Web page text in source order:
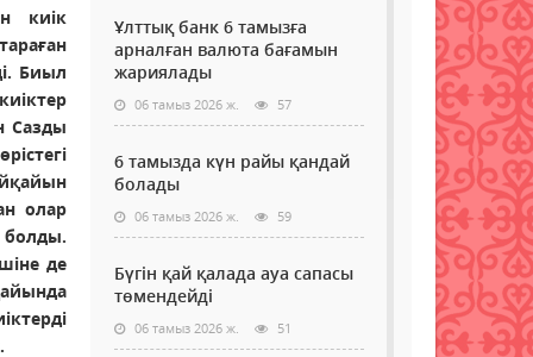
киік
Биыл
Сазды
олар
де
Ұлттық банк 6 тамызға
арналған валюта бағамын
жариялады
06 тамыз 2026 ж. 57
6 тамызда күн райы қандай
болады
06 тамыз 2026 ж. 59
Бүгін қай қалада ауа сапасы
төмендейді
06 тамыз 2026 ж. 51